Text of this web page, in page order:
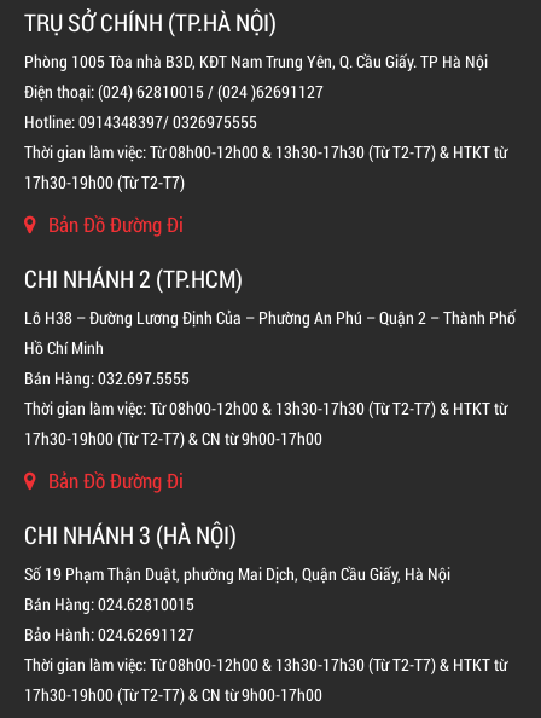
BÌNH CHỮA CHÁY ĐỘC LẬP KHÍ FM200
TRỤ SỞ CHÍNH (TP.HÀ NỘI)
Phòng 1005 Tòa nhà B3D, KĐT Nam Trung Yên, Q. Cầu Giấy. TP Hà Nội
Điện thoại: (024) 62810015 / (024 )62691127
Hotline: 0914348397/ 0326975555
Thời gian làm việc: Từ 08h00-12h00 & 13h30-17h30 (Từ T2-T7) & HTKT từ
17h30-19h00 (Từ T2-T7)
Bản Đồ Đường Đi
CHI NHÁNH 2 (TP.HCM)
Lô H38 – Đường Lương Định Của – Phường An Phú – Quận 2 – Thành Phố
Hồ Chí Minh
Bán Hàng: 032.697.5555
Thời gian làm việc: Từ 08h00-12h00 & 13h30-17h30 (Từ T2-T7) & HTKT từ
17h30-19h00 (Từ T2-T7) & CN từ 9h00-17h00
Bản Đồ Đường Đi
CHI NHÁNH 3 (HÀ NỘI)
Số 19 Phạm Thận Duật, phường Mai Dịch, Quận Cầu Giấy, Hà Nội
Bán Hàng: 024.62810015
Bảo Hành: 024.62691127
Thời gian làm việc: Từ 08h00-12h00 & 13h30-17h30 (Từ T2-T7) & HTKT từ
17h30-19h00 (Từ T2-T7) & CN từ 9h00-17h00